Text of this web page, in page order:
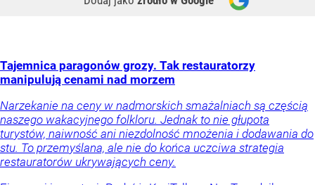
Tajemnica paragonów grozy. Tak restauratorzy
manipulują cenami nad morzem
Narzekanie na ceny w nadmorskich smażalniach są częścią
naszego wakacyjnego folkloru. Jednak to nie głupota
turystów, naiwność ani niezdolność mnożenia i dodawania do
stu. To przemyślana, ale nie do końca uczciwa strategia
restauratorów ukrywających ceny.